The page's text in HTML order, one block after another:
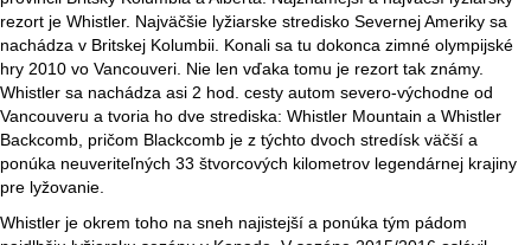
rezort je Whistler. Najväčšie lyžiarske stredisko Severnej Ameriky sa
nachádza v Britskej Kolumbii. Konali sa tu dokonca zimné olympijské
hry 2010 vo Vancouveri. Nie len vďaka tomu je rezort tak známy.
Whistler sa nachádza asi 2 hod. cesty autom severo-východne od
Vancouveru a tvoria ho dve strediska: Whistler Mountain a Whistler
Backcomb, pričom Blackcomb je z týchto dvoch stredísk väčší a
ponúka neuveriteľných 33 štvorcových kilometrov legendárnej krajiny
pre lyžovanie.
Whistler je okrem toho na sneh najistejší a ponúka tým pádom